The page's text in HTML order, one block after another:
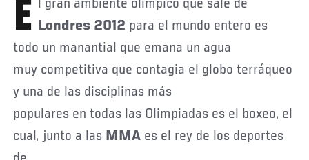
El gran ambiente olímpico que sale de
Londres 2012 para el mundo entero es
todo un manantial que emana un agua
muy competitiva que contagia el globo terráqueo
y una de las disciplinas más
populares en todas las Olimpiadas es el boxeo, el
cual, junto a las MMA es el rey de los deportes